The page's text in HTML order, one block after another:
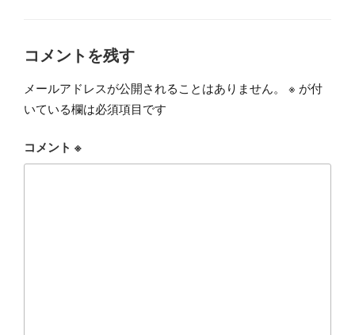
コメントを残す
メールアドレスが公開されることはありません。 ※ が付
いている欄は必須項目です
コメント ※